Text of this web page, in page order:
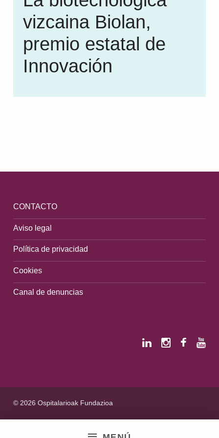
vizcaina Biolan,
premio estatal de
Innovación
CONTACTO
Aviso legal
Política de privacidad
Cookies
Canal de denuncias
© 2026 Ospitalarioak Fundazioa